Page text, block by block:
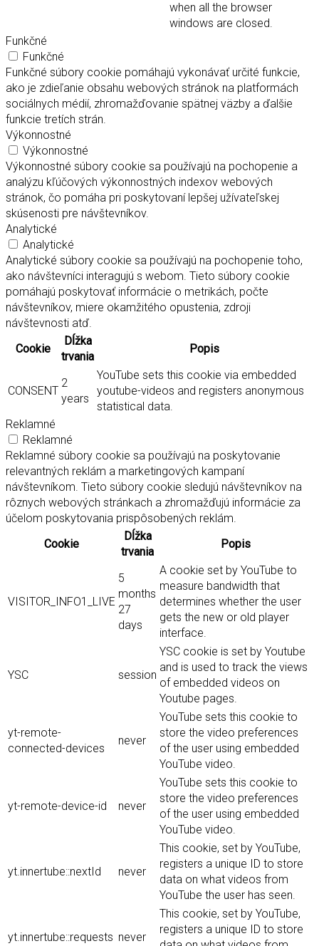
when all the browser
windows are closed.
Funkčné
Funkčné
Funkčné súbory cookie pomáhajú vykonávať určité funkcie,
ako je zdieľanie obsahu webových stránok na platformách
sociálnych médií, zhromažďovanie spätnej väzby a ďalšie
funkcie tretích strán.
Výkonnostné
Výkonnostné
Výkonnostné súbory cookie sa používajú na pochopenie a
analýzu kľúčových výkonnostných indexov webových
stránok, čo pomáha pri poskytovaní lepšej užívateľskej
skúsenosti pre návštevníkov.
Analytické
Analytické
Analytické súbory cookie sa používajú na pochopenie toho,
ako návštevníci interagujú s webom. Tieto súbory cookie
pomáhajú poskytovať informácie o metrikách, počte
návštevníkov, miere okamžitého opustenia, zdroji
návštevnosti atď.
Cookie
Dĺžka
trvania
Popis
CONSENT
2
years
YouTube sets this cookie via embedded
youtube-videos and registers anonymous
statistical data.
Reklamné
Reklamné
Reklamné súbory cookie sa používajú na poskytovanie
relevantných reklám a marketingových kampaní
návštevníkom. Tieto súbory cookie sledujú návštevníkov na
rôznych webových stránkach a zhromažďujú informácie za
účelom poskytovania prispôsobených reklám.
Cookie
Dĺžka
trvania
Popis
VISITOR_INFO1_LIVE
5
months
27
days
A cookie set by YouTube to
measure bandwidth that
determines whether the user
gets the new or old player
interface.
YSC session
YSC cookie is set by Youtube
and is used to track the views
of embedded videos on
Youtube pages.
yt-remote-
connected-devices
never
YouTube sets this cookie to
store the video preferences
of the user using embedded
YouTube video.
yt-remote-device-id never
YouTube sets this cookie to
store the video preferences
of the user using embedded
YouTube video.
yt.innertube::nextId never
This cookie, set by YouTube,
registers a unique ID to store
data on what videos from
YouTube the user has seen.
yt.innertube::requests never
This cookie, set by YouTube,
registers a unique ID to store